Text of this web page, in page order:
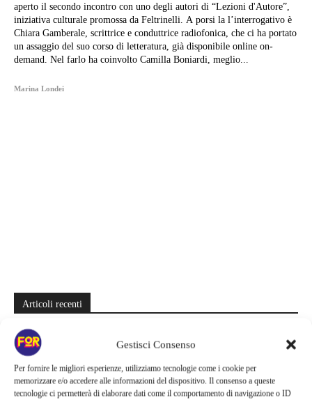
Gestisci Consenso
Per fornire le migliori esperienze, utilizziamo tecnologie come i cookie per
memorizzare e/o accedere alle informazioni del dispositivo. Il consenso a queste
tecnologie ci permetterà di elaborare dati come il comportamento di navigazione o ID
aperto il secondo incontro con uno degli autori di “Lezioni d'Autore”,
iniziativa culturale promossa da Feltrinelli. A porsi la l’interrogativo è
Chiara Gamberale, scrittrice e conduttrice radiofonica, che ci ha portato
un assaggio del suo corso di letteratura, già disponibile online on-
demand. Nel farlo ha coinvolto Camilla Boniardi, meglio...
Marina Londei
Articoli recenti
Barbie 2 rischia di saltare | Warner Bros. ha pochi mesi per trovare un
accordo: il dubbio che divide Hollywood
La bocca del diavolo arriva su Prime Video, squali e claustrofobia nel
nuovo survival horror: una vacanza diventa una trappola